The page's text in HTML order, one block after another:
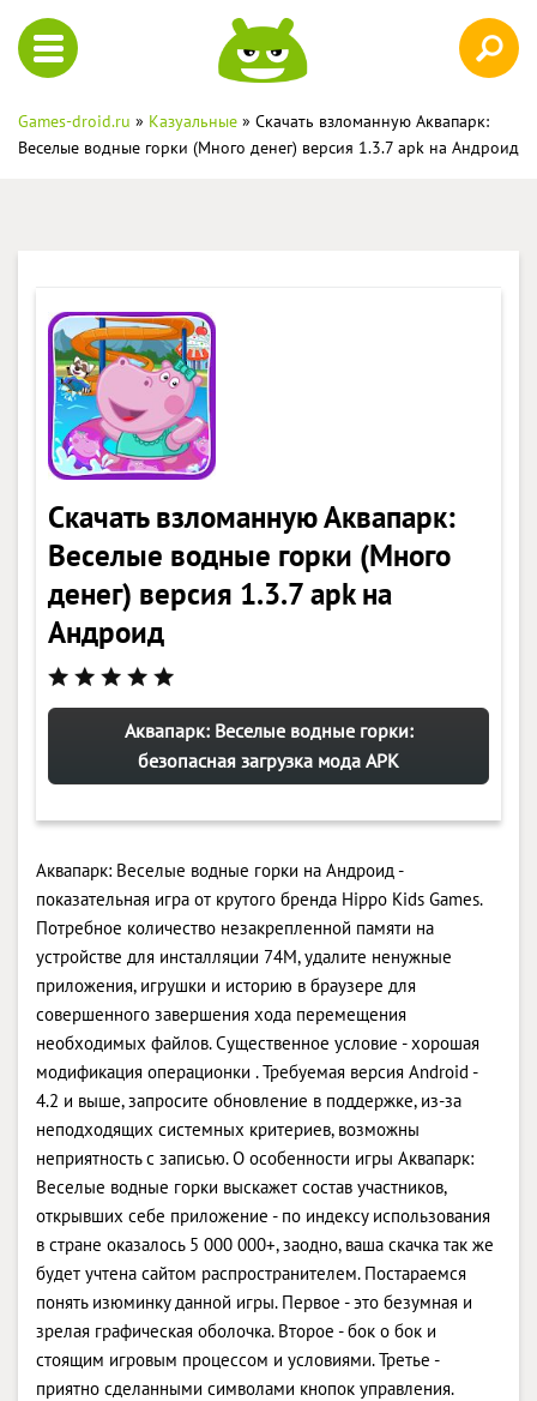
Games-droid.ru » Казуальные » Скачать взломанную Аквапарк:
Веселые водные горки (Много денег) версия 1.3.7 apk на Андроид
Скачать взломанную Аквапарк:
Веселые водные горки (Много
денег) версия 1.3.7 apk на
Андроид
Аквапарк: Веселые водные горки:
безопасная загрузка мода APK
Аквапарк: Веселые водные горки на Андроид -
показательная игра от крутого бренда Hippo Kids Games.
Потребное количество незакрепленной памяти на
устройстве для инсталляции 74M, удалите ненужные
приложения, игрушки и историю в браузере для
совершенного завершения хода перемещения
необходимых файлов. Существенное условие - хорошая
модификация операционки . Требуемая версия Android -
4.2 и выше, запросите обновление в поддержке, из-за
неподходящих системных критериев, возможны
неприятность с записью. О особенности игры Аквапарк:
Веселые водные горки выскажет состав участников,
открывших себе приложение - по индексу использования
в стране оказалось 5 000 000+, заодно, ваша скачка так же
будет учтена сайтом распространителем. Постараемся
понять изюминку данной игры. Первое - это безумная и
зрелая графическая оболочка. Второе - бок о бок и
стоящим игровым процессом и условиями. Третье -
приятно сделанными символами кнопок управления.